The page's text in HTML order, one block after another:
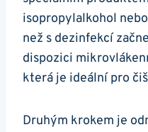
isopropylalkohol
než s dezinfekcí
dispozici
která je ideální pro
Druhým krokem je